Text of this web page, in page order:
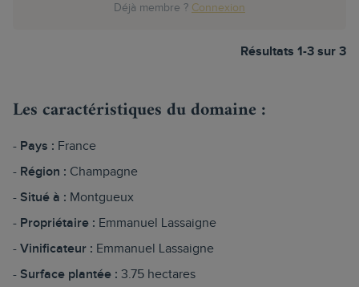
Déjà membre ? Connexion
Résultats 1-3 sur 3
Les caractéristiques du domaine :
Pays : France
Région : Champagne
Situé à : Montgueux
Propriétaire : Emmanuel Lassaigne
Vinificateur : Emmanuel Lassaigne
Surface plantée : 3.75 hectares